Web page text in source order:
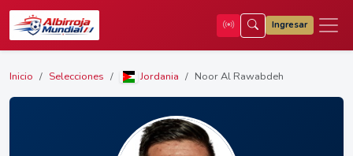
Ingresar
Inicio Selecciones Jordania Noor Al Rawabdeh